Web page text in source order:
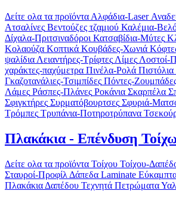
Δείτε ολα τα προϊόντα Αλφάδια-Laser
Ατσαλίνες Βεντούζες τζαμιού Καλέμια-
Δίχαλα-Πριτσιναδόροι Κατσαβίδια-Μύτες
Κολαούζα Κοπτικά Κουβάδες-Χωνιά
ψαλίδια Λειαντήρες-Τρίφτες Λίμες Λοστοί-
χαράκτες-παχύμετρα Πινέλα-Ρολά Πιστόλια
Γκαζοτανάλιες-Τσιμπίδες Πόντες-
Λάμες Ράσπες-Πλάνες Ροκάνια Σκαρπέλα
Σφιγκτήρες Συρματόβουρτσες Σφυριά-
Τρόμπες Τρυπάνια-Ποτηροτρύπανα
Πλακάκια - Επένδυση
Δείτε ολα τα προϊόντα Τοίχου Τοίχου-
Σταυροί-Προφίλ Δάπεδα Laminate
Πλακάκια Δαπέδου Τεχνητά Πετρώματα